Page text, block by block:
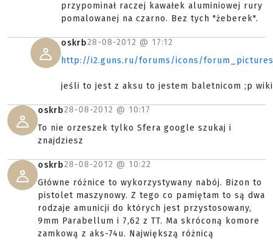
przypominał raczej kawałek aluminiowej rury
pomalowanej na czarno. Bez tych "żeberek".
oskrb28-08-2012 @ 17:12
http://i2.guns.ru/forums/icons/
jeśli to jest z aksu to jestem baletnicom ;p
oskrb28-08-2012 @ 10:17
To nie orzeszek tylko Sfera google szukaj i
znajdziesz
oskrb28-08-2012 @ 10:22
Główne różnice to wykorzystywany nabój. Bizon to
pistolet maszynowy. Z tego co pamiętam to są dwa
rodzaje amunicji do których jest przystosowany,
9mm Parabellum i 7,62 z TT. Ma skróconą komore
zamkową z aks-74u. Największą różnicą